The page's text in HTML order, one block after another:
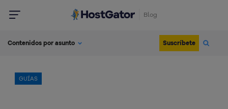
Blog
Contenidos por asunto Suscríbete
GUÍAS